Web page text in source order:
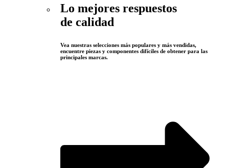
Lo mejores respuestos
de calidad
Vea nuestras selecciones más populares y más vendidas,
encuentre piezas y componentes difíciles de obtener para las
principales marcas.